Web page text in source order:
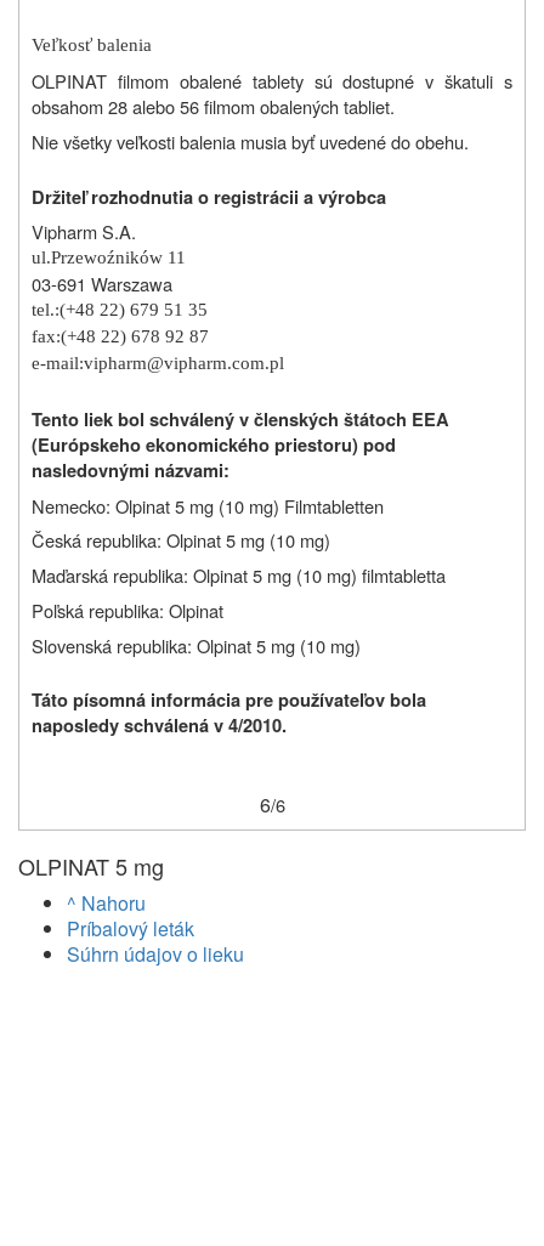
Veľkosť balenia
OLPINAT filmom obalené tablety sú dostupné v škatuli s
obsahom 28 alebo 56 filmom obalených tabliet.
Nie všetky veľkosti balenia musia byť uvedené do obehu.
Držiteľ rozhodnutia o registrácii a výrobca
Vipharm S.A.
ul.Przewoźników 11
03-691 Warszawa
tel.:(+48 22) 679 51 35
fax:(+48 22) 678 92 87
e-mail:vipharm@vipharm.com.pl
Tento liek bol schválený v členských štátoch EEA
(Európskeho ekonomického priestoru) pod
nasledovnými názvami:
Nemecko: Olpinat 5 mg (10 mg) Filmtabletten
Česká republika: Olpinat 5 mg (10 mg)
Maďarská republika: Olpinat 5 mg (10 mg) filmtabletta
Poľská republika: Olpinat
Slovenská republika: Olpinat 5 mg (10 mg)
Táto písomná informácia pre používateľov bola
naposledy schválená v 4/2010.
6/6
OLPINAT 5 mg
^ Nahoru
Príbalový leták
Súhrn údajov o lieku